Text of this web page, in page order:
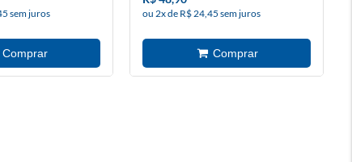
sem juros ou 2x de R$ 24,45 sem juros